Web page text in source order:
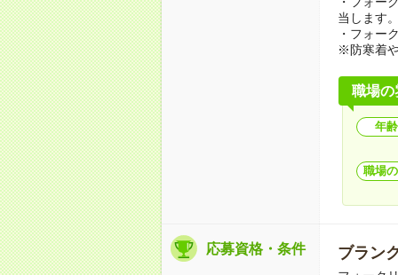
当します
・フォー
※防寒着
職場の
年
職場
応募資格・条件 ブラン